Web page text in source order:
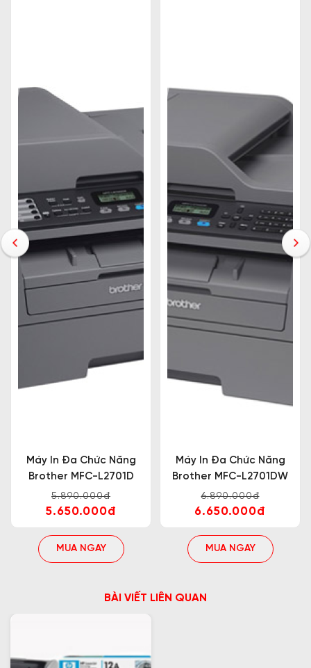
Máy In Đa Chức Năng
Brother MFC-L2701D
5.890.000đ
5.650.000đ
MUA NGAY
Máy In Đa Chức Năng
Brother MFC-L2701DW
6.890.000đ
6.650.000đ
MUA NGAY
BÀI VIẾT LIÊN QUAN